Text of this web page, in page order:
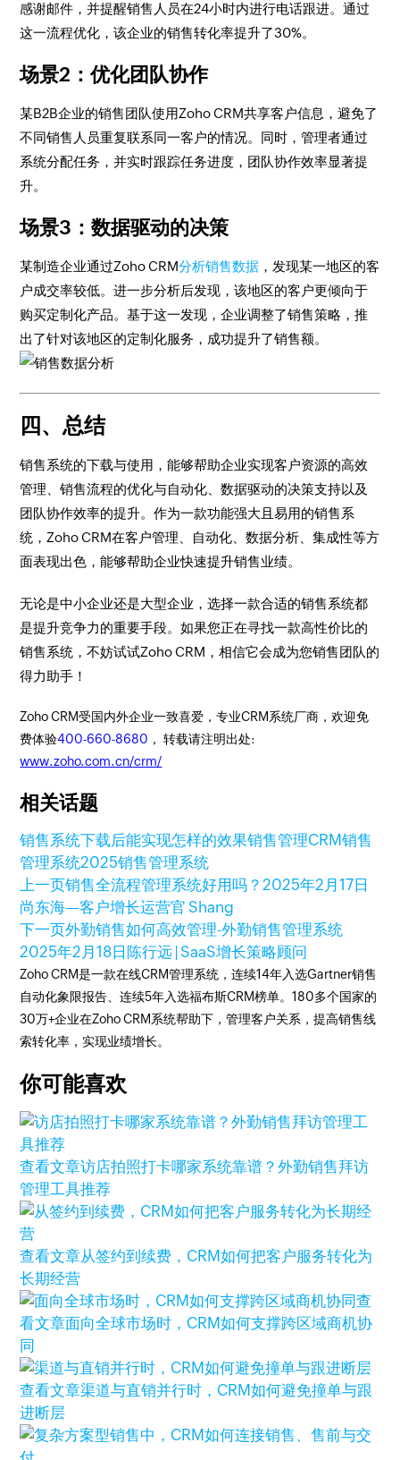
感谢邮件，并提醒销售人员在24小时内进行电话跟进。通过
这一流程优化，该企业的销售转化率提升了30%。
场景2：优化团队协作
某B2B企业的销售团队使用Zoho CRM共享客户信息，避免了
不同销售人员重复联系同一客户的情况。同时，管理者通过
系统分配任务，并实时跟踪任务进度，团队协作效率显著提
升。
场景3：数据驱动的决策
某制造企业通过Zoho CRM分析销售数据 ，发现某一地区的客
户成交率较低。进一步分析后发现，该地区的客户更倾向于
购买定制化产品。基于这一发现，企业调整了销售策略，推
出了针对该地区的定制化服务，成功提升了销售额。
四、总结
销售系统的下载与使用，能够帮助企业实现客户资源的高效
管理、销售流程的优化与自动化、数据驱动的决策支持以及
团队协作效率的提升。作为一款功能强大且易用的销售系
统，Zoho CRM在客户管理、自动化、数据分析、集成性等方
面表现出色，能够帮助企业快速提升销售业绩。
无论是中小企业还是大型企业，选择一款合适的销售系统都
是提升竞争力的重要手段。如果您正在寻找一款高性价比的
销售系统，不妨试试Zoho CRM，相信它会成为您销售团队的
得力助手！
Zoho CRM受国内外企业一致喜爱，专业CRM系统厂商，欢迎免
费体验400-660-8680 ， 转载请注明出处:
www.zoho.com.cn/crm/
相关话题
销售系统下载后能实现怎样的效果销售管理CRM销售
管理系统2025销售管理系统
上一页销售全流程管理系统好用吗？2025年2月17日
尚东海—客户增长运营官 Shang
下一页外勤销售如何高效管理-外勤销售管理系统
2025年2月18日 陈行远 | SaaS增长策略顾问
Zoho CRM是一款在线CRM管理系统，连续14年入选Gartner销售
自动化象限报告、连续5年入选福布斯CRM榜单。180多个国家的
30万+企业在Zoho CRM系统帮助下，管理客户关系，提高销售线
索转化率，实现业绩增长。
你可能喜欢
查看文章访店拍照打卡哪家系统靠谱？外勤销售拜访
管理工具推荐
查看文章从签约到续费，CRM如何把客户服务转化为
长期经营
查
看文章面向全球市场时，CRM如何支撑跨区域商机协
同
查看文章渠道与直销并行时，CRM如何避免撞单与跟
进断层